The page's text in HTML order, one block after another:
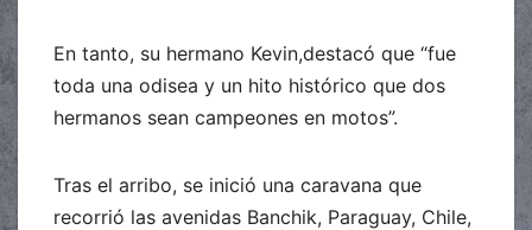
En tanto, su hermano Kevin,destacó que “fue
toda una odisea y un hito histórico que dos
hermanos sean campeones en motos”.
Tras el arribo, se inició una caravana que
recorrió las avenidas Banchik, Paraguay, Chile,